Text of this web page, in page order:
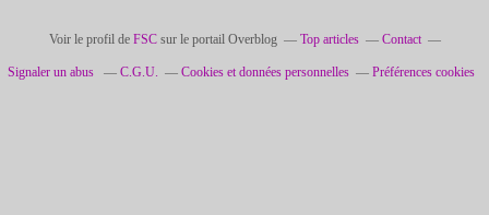
Voir le profil de FSCsur le portail Overblog Top articles Contact
Signaler un abus C.G.U. Cookies et données personnelles Préférences cookies